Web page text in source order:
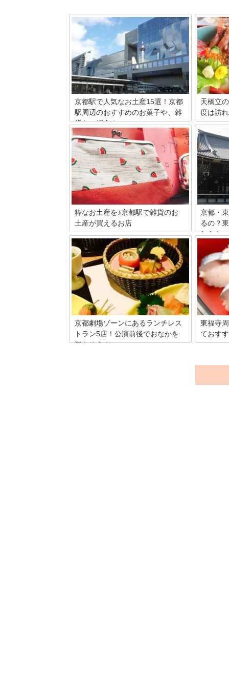
京都駅で人気なお土産15選！京都
駅周辺のおすすめのお菓子や、雑
貨をご紹介！
京都駅、または駅直結のビルで購入でき
るお土産を集めてみました。さっと買え
て、しかも喜ばれる素敵なものばかりで
すよ！乗り継ぎで忙しい旅行やスケジュ
ールに追われる出張などでお土産は買い
たいけれど京都の街をゆっくり回ってい
る時間はなくて問題なしですね。
天橋立
度は訪
日本三景
光スポッ
美しい景
名所の周
るお店が
立周辺で
しめるお
粋なお土産を♪京都駅で雑貨のお
土産が買えるお店
京都のお土産といえば、和菓子やお漬物
などがパッと思い浮かびます。でも、京
都は可愛い和雑貨が豊富ですから、雑貨
をお土産にするのもおすすめ！そこで、
京都駅周辺でお土産にしたい雑貨が買え
るお店をご紹介します。
京都・
るの？
おきた
近年、
御朱印を
しかし京
は御朱印
こで東本
歴史や思
京都劇場ゾーンにあるランチレス
トラン5店！公演前後でおなかを
満たそう！
東福寺
ておす
いいです
す。そこ